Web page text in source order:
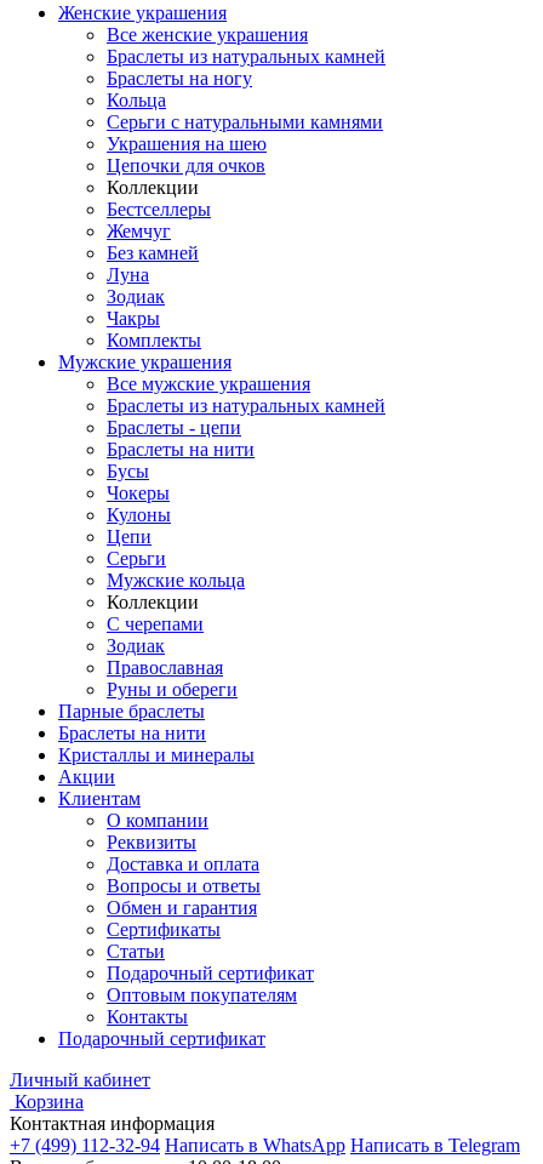
Женские украшения
Все женские украшения
Браслеты из натуральных камней
Браслеты на ногу
Кольца
Серьги с натуральными камнями
Украшения на шею
Цепочки для очков
Коллекции
Бестселлеры
Жемчуг
Без камней
Луна
Зодиак
Чакры
Комплекты
Мужские украшения
Все мужские украшения
Браслеты из натуральных камней
Браслеты - цепи
Браслеты на нити
Бусы
Чокеры
Кулоны
Цепи
Серьги
Мужские кольца
Коллекции
С черепами
Зодиак
Православная
Руны и обереги
Парные браслеты
Браслеты на нити
Кристаллы и минералы
Акции
Клиентам
О компании
Реквизиты
Доставка и оплата
Вопросы и ответы
Обмен и гарантия
Сертификаты
Статьи
Подарочный сертификат
Оптовым покупателям
Контакты
Подарочный сертификат
Личный кабинет
Корзина
Контактная информация
+7 (499) 112-32-94 Написать в WhatsApp Написать в Telegram